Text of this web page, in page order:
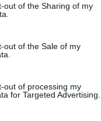
pero usted tiene el
Sus
entrando de nuevo en
política de privacidad.
out of the Sharing of my
out of the Sale of my
out of processing my
for Targeted Advertising.